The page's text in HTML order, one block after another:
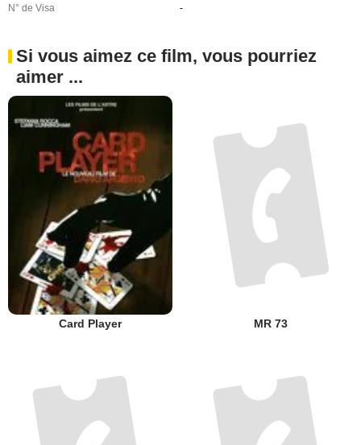
N° de Visa
-
Si vous aimez ce film, vous pourriez
aimer ...
Card Player MR 73